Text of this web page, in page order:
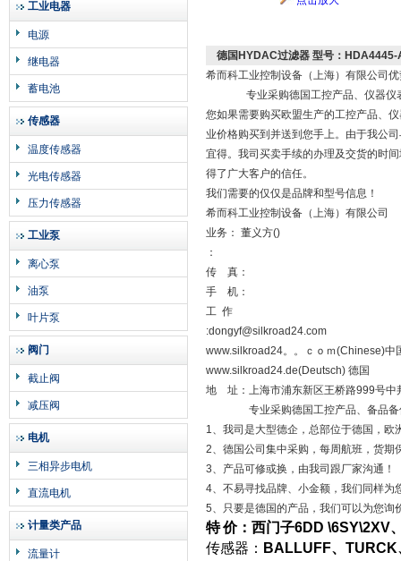
工业电器
电源
继电器
蓄电池
传感器
温度传感器
光电传感器
压力传感器
工业泵
离心泵
油泵
叶片泵
阀门
截止阀
减压阀
电机
三相异步电机
直流电机
计量类产品
流量计
德国HYDAC过滤器 型号：
希而科工业控制设备（上海）有限公司
专业采购德国工控产品、仪器仪
您如果需要购买欧盟生产的工控产品、
业价格购买到并送到您手上。由于我公
宜得。我司买卖手续的办理及交货的时
得了广大客户的信任。
我们需要的仅仅是品牌和型号信息！
希而科工业控制设备（上海）有限公司
业务： 董义方()
：
传 真：
手 机：
工 作
:dongyf@silkroad24.com
www.silkroad24。。ｃｏｍ(Chinese)中
www.silkroad24.de(Deutsch) 德国
地 址：上海市浦东新区王桥路999号中
专业采购德国工控产品、备品备
1、我司是大型德企，总部位于德国，
2、德国公司集中采购，每周航班，货期
3、产品可修或换，由我司跟厂家沟通！
4、不易寻找品牌、小金额，我们同样为
5、只要是德国的产品，我们可以为您询
特价：西门子6DD \6SY\2XV
传感器： BALLUFF、 TURCK